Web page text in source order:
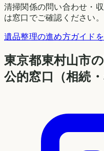
清掃関係の問い合わせ・収
は窓口でご確認ください。
遺品整理の進め方ガイド
東京都東村山市
公的窓口（相続・